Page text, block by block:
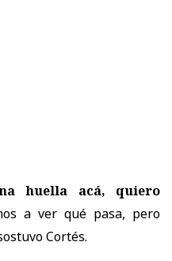
huella acá, quiero
a ver qué pasa, pero
Cortés.